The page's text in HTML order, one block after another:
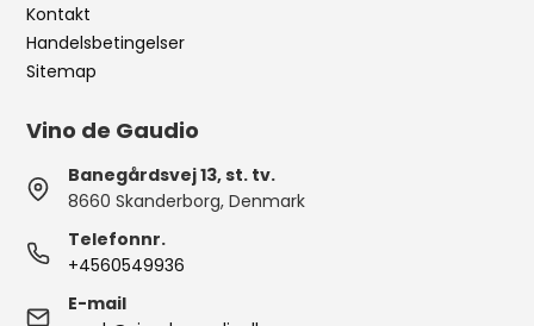
Kontakt
Handelsbetingelser
Sitemap
Vino de Gaudio
Banegårdsvej 13, st. tv.
8660 Skanderborg, Denmark
Telefonnr.
+4560549936
E-mail